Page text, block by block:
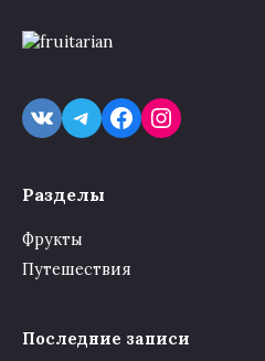
VKTelegram
Facebook
Instagram
Разделы
Фрукты
Путешествия
Последние записи